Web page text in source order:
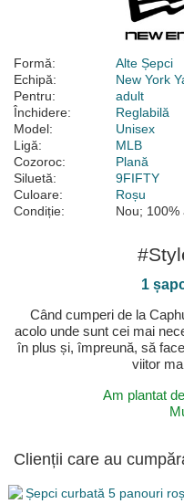
Formă:
Alte Șepci
Echipă:
New York
Pentru:
adult
Închidere:
Reglabilă
Model:
Unisex
Ligă:
MLB
Cozoroc:
Plană
Siluetă:
9FIFTY
Culoare:
Roșu
Condiție:
Nou; 100%
1
Când cumperi de la
acolo unde sunt cei mai
în plus și, împreună, să
viitor
Am plantat
Clienții care au